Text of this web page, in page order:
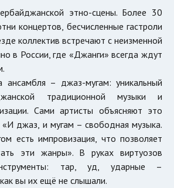
этно-сцены. Более 30
концертов, бесчисленные гастроли
коллектив встречают с неизменной
в России, где «Джанги» всегда ждут
ансамбля – джаз-мугам: уникальный
традиционной музыки и
Сами артисты объясняют это
«И джаз, и мугам – свободная музыка.
есть импровизация, что позволяет
эти жанры». В руках виртуозов
тар, уд, ударные –
вы их ещё не слышали.